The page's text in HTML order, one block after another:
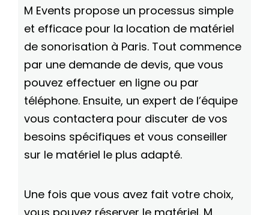
M Events propose un processus simple
et efficace pour la location de matériel
de sonorisation à Paris. Tout commence
par une demande de devis, que vous
pouvez effectuer en ligne ou par
téléphone. Ensuite, un expert de l’équipe
vous contactera pour discuter de vos
besoins spécifiques et vous conseiller
sur le matériel le plus adapté.
Une fois que vous avez fait votre choix,